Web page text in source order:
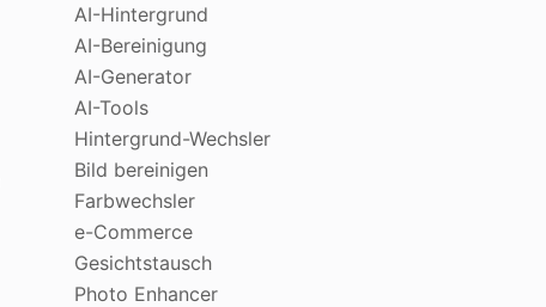
AI-Hintergrund
AI-Bereinigung
AI-Generator
AI-Tools
Hintergrund-Wechsler
Bild bereinigen
Farbwechsler
e-Commerce
Gesichtstausch
Photo Enhancer